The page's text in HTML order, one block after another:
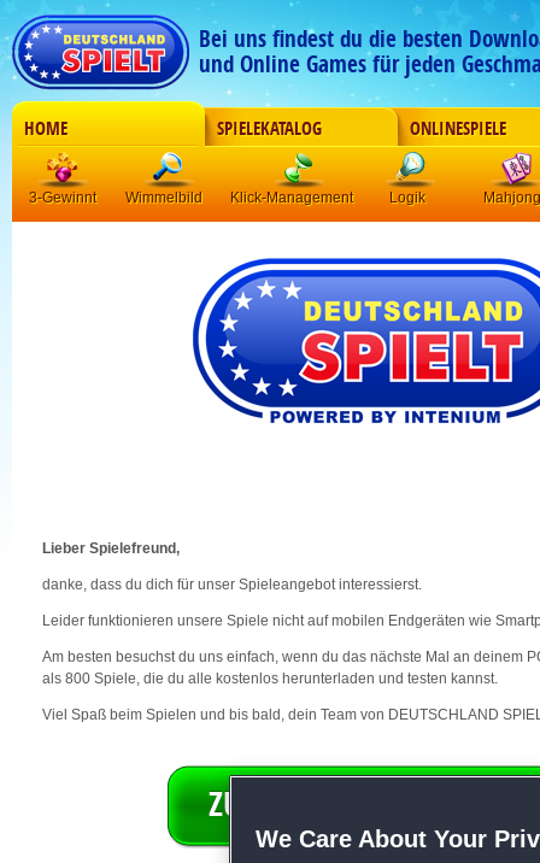
Bei uns findest du die besten
und Online Games für jeden
HOME SPIELEKATALOG ONLINESPIELE
3-Gewinnt Wimmelbild Klick-Management Logik Mahjong
Lieber Spielefreund,
danke, dass du dich für unser Spieleangebot interessierst.
Leider funktionieren unsere Spiele nicht auf mobilen Endgeräten wie
Am besten besuchst du uns einfach, wenn du das nächste Mal an deinem
als 800 Spiele, die du alle kostenlos herunterladen und testen kannst.
Viel Spaß beim Spielen und bis bald, dein Team von DEUTSCHLAND
We Care About Your